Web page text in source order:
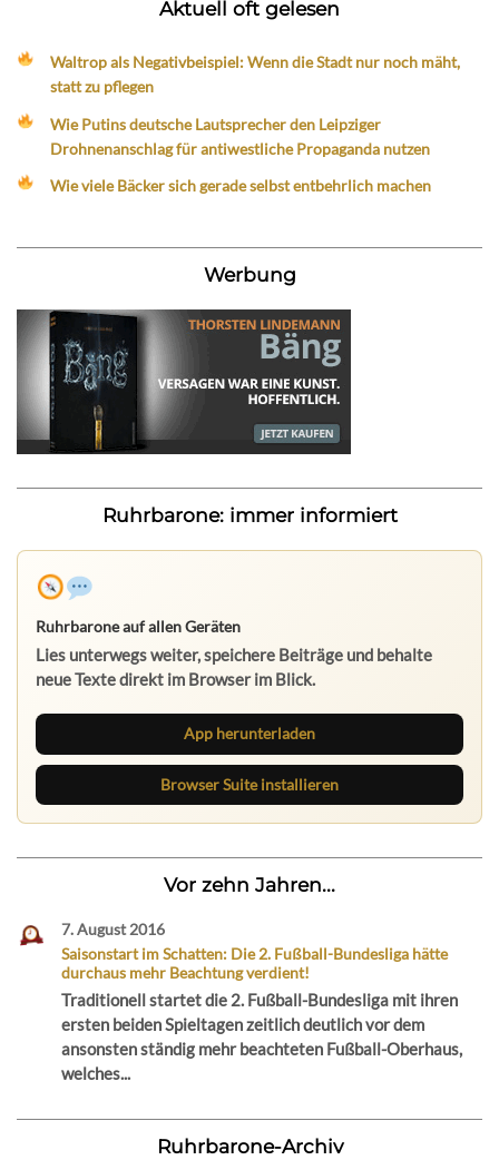
Aktuell oft gelesen
Waltrop als Negativbeispiel: Wenn die Stadt nur noch mäht,
statt zu pflegen
Wie Putins deutsche Lautsprecher den Leipziger
Drohnenanschlag für antiwestliche Propaganda nutzen
Wie viele Bäcker sich gerade selbst entbehrlich machen
Werbung
Ruhrbarone: immer informiert
Ruhrbarone auf allen Geräten
Lies unterwegs weiter, speichere Beiträge und behalte
neue Texte direkt im Browser im Blick.
App herunterladen
Browser Suite installieren
Vor zehn Jahren...
7. August 2016
Saisonstart im Schatten: Die 2. Fußball-Bundesliga hätte
durchaus mehr Beachtung verdient!
Traditionell startet die 2. Fußball-Bundesliga mit ihren
ersten beiden Spieltagen zeitlich deutlich vor dem
ansonsten ständig mehr beachteten Fußball-Oberhaus,
welches...
Ruhrbarone-Archiv